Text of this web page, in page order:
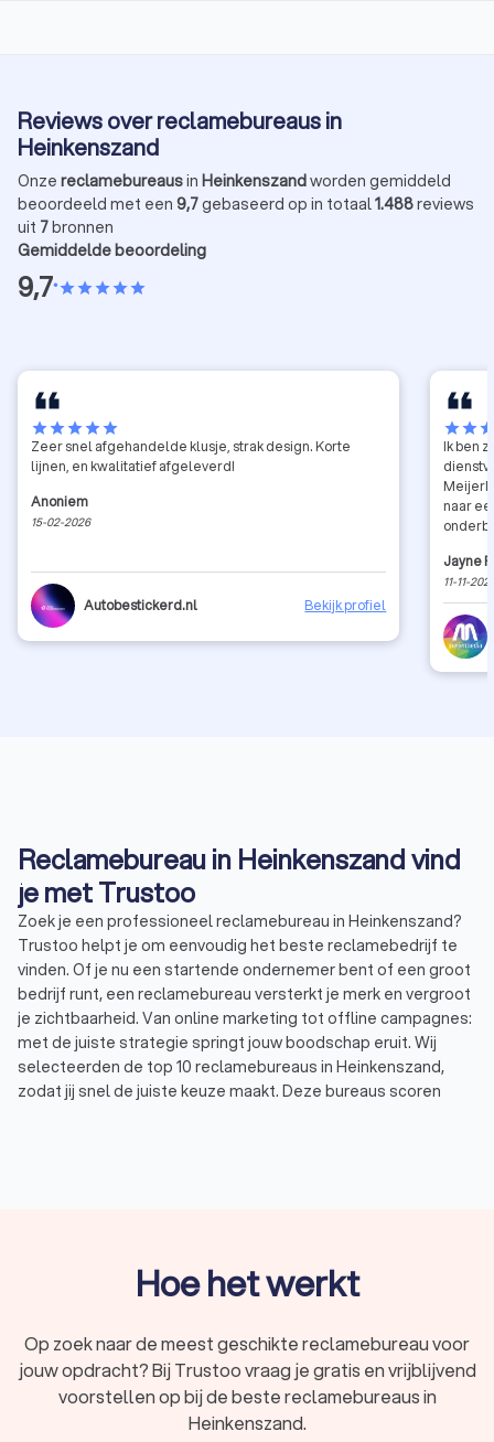
Reviews over reclamebureaus in
Heinkenszand
Onze reclamebureausin Heinkenszandworden gemiddeld
beoordeeld met een 9,7gebaseerd op in totaal1.488reviews
uit 7bronnen
Gemiddelde beoordeling
9,7•starstarstarstarstar
starstarstarstarstar
Zeer snel afgehandelde klusje, strak design. Korte
lijnen, en kwalitatief afgeleverd!
Anoniem
15-02-2026
Autobestickerd.nl Bekijk profiel
starstar
Ik ben
naar
Jayne
11-11-
Reclamebureau in Heinkenszand vind
je met Trustoo
Zoek je een professioneel reclamebureau in Heinkenszand?
Trustoo helpt je om eenvoudig het beste reclamebedrijf te
vinden. Of je nu een startende ondernemer bent of een groot
bedrijf runt, een reclamebureau versterkt je merk en vergroot
je zichtbaarheid. Van online marketing tot offline campagnes:
met de juiste strategie springt jouw boodschap eruit. Wij
selecteerden de top 10 reclamebureaus in Heinkenszand,
zodat jij snel de juiste keuze maakt. Deze bureaus scoren
reclamecampagnes uit voor bedrijven en organisaties. Wil je
een nieuw product lanceren, je naamsbekendheid vergroten
reclamebureau je met de juiste strategie. De beste bureaus
in Heinkenszand combineren creativiteit met data en
technologie om effectieve campagnes te ontwikkelen.
Hoe het werkt
Op zoek naar de meest geschikte reclamebureau voor
jouw opdracht? Bij Trustoo vraag je gratis en vrijblijvend
voorstellen op bij de beste reclamebureaus in
Heinkenszand.